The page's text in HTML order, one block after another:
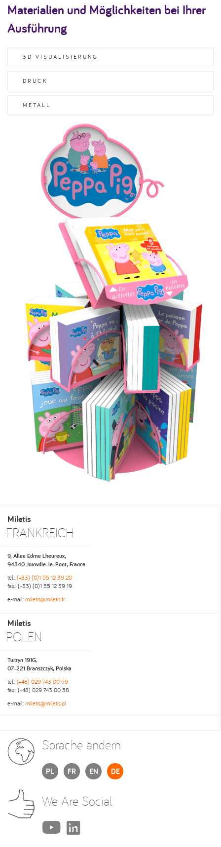
Materialien und Möglichkeiten bei Ihrer
Ausführung
3D-VISUALISIERUNG
DRUCK
METALL
Miletis
FRANKREICH
9, Allee Edme Lheureux,
94340 Joinville-le-Pont, France
tel.: (+33) (0)1 55 12 39 20
fax.: (+33) (0)1 55 12 39 19
e-mail: miletis@miletis.fr
Miletis
POLEN
Turzyn 191G,
07-221 Brańszczyk, Polska
tel.: (+48) 029 743 00 59
fax.: (+48) 029 743 00 58
e-mail: miletis@miletis.pl
Sprache ändern
PL FR EN DE
We Are Social